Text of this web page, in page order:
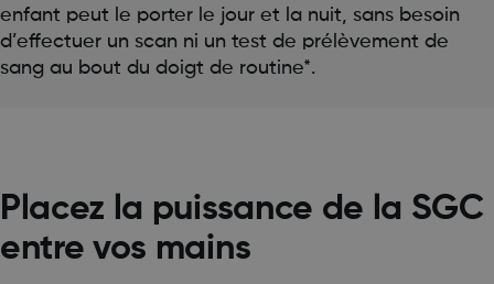
enfant peut le porter le jour et la nuit, sans besoin
d’effectuer un scan ni un test de prélèvement de
sang au bout du doigt de routine*.
Placez la puissance de la SGC
entre vos mains